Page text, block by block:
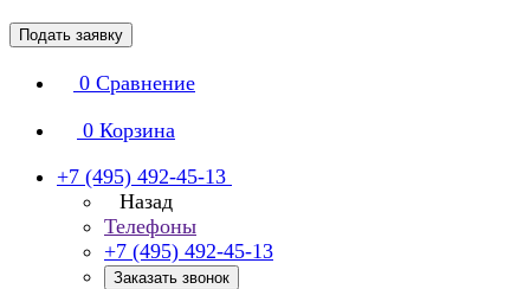
Подать заявку
0 Сравнение
0 Корзина
+7 (495) 492-45-13
Назад
Телефоны
+7 (495) 492-45-13
Заказать звонок